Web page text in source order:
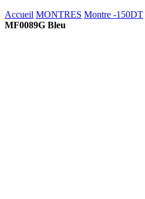
Accueil MONTRES Montre -150DT
MF0089G Bleu